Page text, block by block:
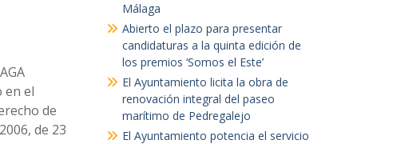
en el
de
de 23
Málaga
Abierto el plazo para presentar
candidaturas a la quinta edición de
los premios ‘Somos el Este’
El Ayuntamiento licita la obra de
renovación integral del paseo
marítimo de Pedregalejo
El Ayuntamiento potencia el servicio